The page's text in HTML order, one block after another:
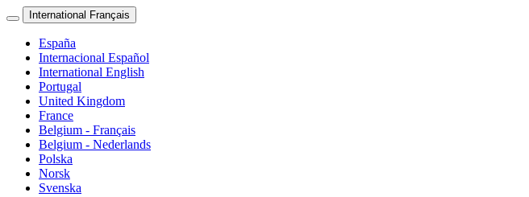
International Français
España
Internacional Español
International English
Portugal
United Kingdom
France
Belgium - Français
Belgium - Nederlands
Polska
Norsk
Svenska